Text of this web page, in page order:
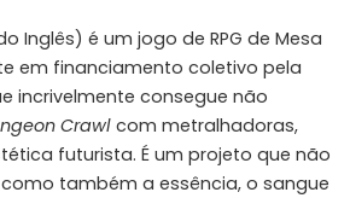
Inglês) é um jogo de RPG de Mesa
em financiamento coletivo pela
incrivelmente consegue não
Crawl com metralhadoras,
futurista. É um projeto que não
também a essência, o sangue